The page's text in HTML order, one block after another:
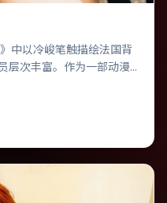
中以冷峻笔触描绘法国背
层次丰富。作为一部动漫
推向不可逆转的结局；视